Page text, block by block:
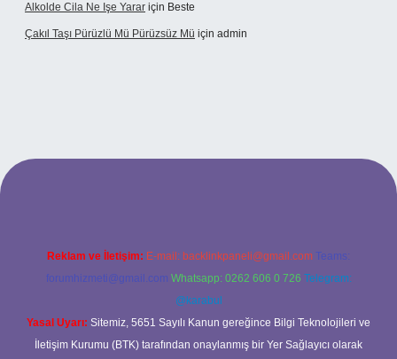
Alkolde Cila Ne Işe Yarar için Beste
Çakıl Taşı Pürüzlü Mü Pürüzsüz Mü için admin
Reklam ve İletişim: E-mail: backlinkpaneli@gmail.com Teams:
forumhizmeti@gmail.com Whatsapp: 0262 606 0 726 Telegram:
@karabul
Yasal Uyarı: Sitemiz, 5651 Sayılı Kanun gereğince Bilgi Teknolojileri ve
İletişim Kurumu (BTK) tarafından onaylanmış bir Yer Sağlayıcı olarak